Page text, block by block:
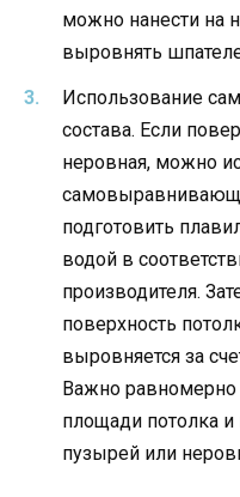
можно нанести на
выровнять
Использование
состава. Если
неровная, можно
подготовить
водой в
производителя.
поверхность
выровняется за
Важно равномерно
площади потолка и
пузырей или